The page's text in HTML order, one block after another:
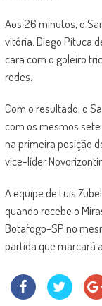
Aos 26 minutos, o
vitória. Diego Pituca
cara com o goleiro
redes.
Com o resultado, o
com os mesmos
na primeira posição
vice-líder
A equipe de Luis
quando recebe o
Botafogo-SP no
partida que marcará